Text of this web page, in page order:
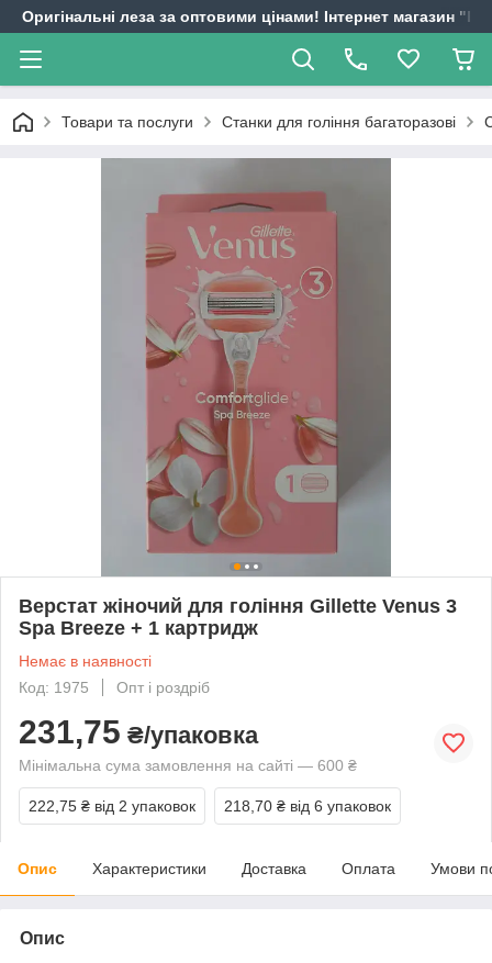
Оригінальні леза за оптовими цінами! Інтернет магазин
Товари та послуги Станки для гоління багаторазові
Верстат жіночий для гоління Gillette Venus 3
Spa Breeze + 1 картридж
Немає в наявності
Код: 1975
Опт і роздріб
231,75 ₴/упаковка
Мінімальна сума замовлення на сайті — 600 ₴
222,75 ₴ від 2 упаковок 218,70 ₴ від 6 упаковок
Опис Характеристики Доставка Оплата Умови
Опис